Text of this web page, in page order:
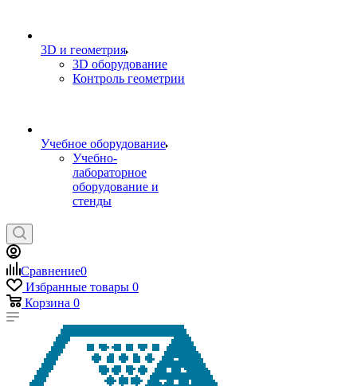
3D и геометрия
3D оборудование
Контроль геометрии
Учебное оборудование
Учебно-
лабораторное
оборудование и
стенды
Сравнение0
Избранные товары 0
Корзина 0